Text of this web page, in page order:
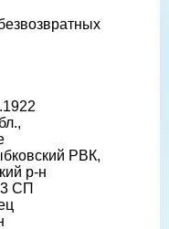
РВК,
р-н
СП